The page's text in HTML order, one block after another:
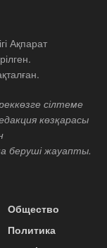
Ақпарат
сілтеме
көзқарасы
беруші жауапты.
Общество
Политика